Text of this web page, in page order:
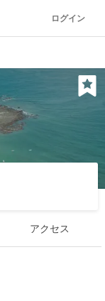
ログイン
アクセス